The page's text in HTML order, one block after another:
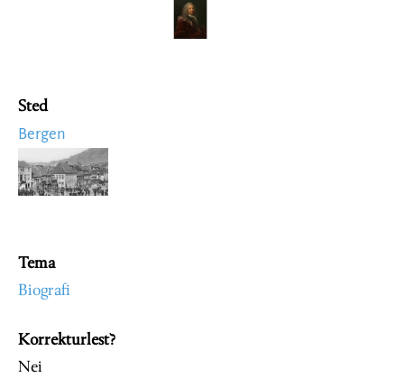
Image
Sted
Bergen
Image
Tema
Biografi
Korrekturlest?
Nei